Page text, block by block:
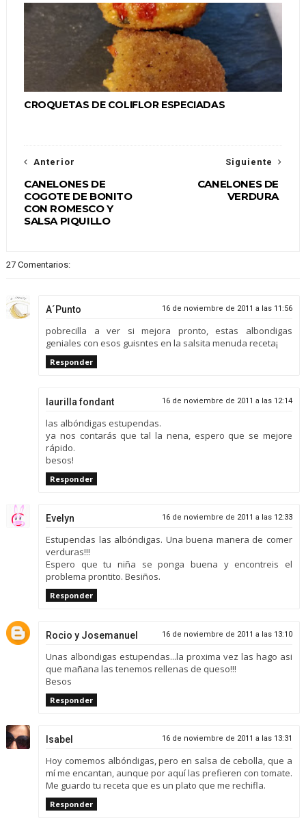
CROQUETAS DE COLIFLOR ESPECIADAS
Siguiente
CANELONES DE
VERDURA
Anterior
CANELONES DE
COGOTE DE BONITO
CON ROMESCO Y
SALSA PIQUILLO
27 Comentarios:
A´Punto 16 de noviembre de 2011 a las 11:56
pobrecilla a ver si mejora pronto, estas albondigas
geniales con esos guisntes en la salsita menuda receta¡
Responder
laurilla fondant 16 de noviembre de 2011 a las 12:14
las albóndigas estupendas.
ya nos contarás que tal la nena, espero que se mejore
rápido.
besos!
Responder
Evelyn 16 de noviembre de 2011 a las 12:33
Estupendas las albóndigas. Una buena manera de comer
verduras!!!
Espero que tu niña se ponga buena y encontreis el
problema prontito. Besiños.
Responder
Rocio y Josemanuel 16 de noviembre de 2011 a las 13:10
Unas albondigas estupendas...la proxima vez las hago asi
que mañana las tenemos rellenas de queso!!!
Besos
Responder
Isabel 16 de noviembre de 2011 a las 13:31
Hoy comemos albóndigas, pero en salsa de cebolla, que a
mí me encantan, aunque por aquí las prefieren con tomate.
Me guardo tu receta que es un plato que me rechifla.
Responder